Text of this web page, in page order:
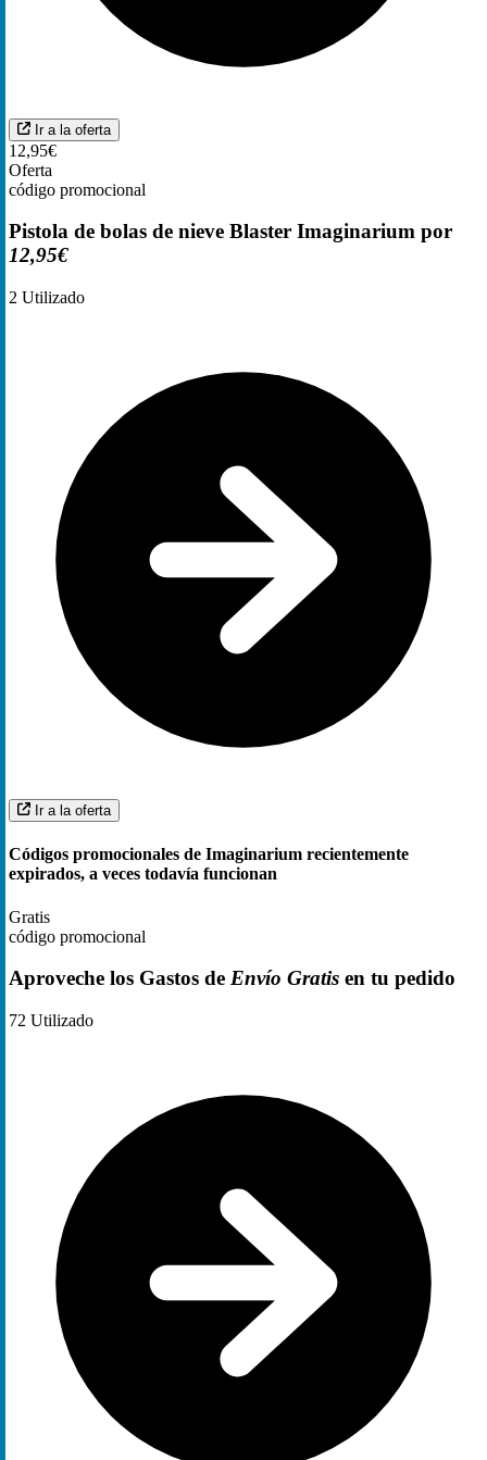
Ir a la oferta
12,95€
Oferta
código promocional
Pistola de bolas de nieve Blaster Imaginarium por
12,95€
2 Utilizado
Ir a la oferta
Códigos promocionales de Imaginarium recientemente
expirados, a veces todavía funcionan
Gratis
código promocional
Aproveche los Gastos de Envío Gratis en tu pedido
72 Utilizado